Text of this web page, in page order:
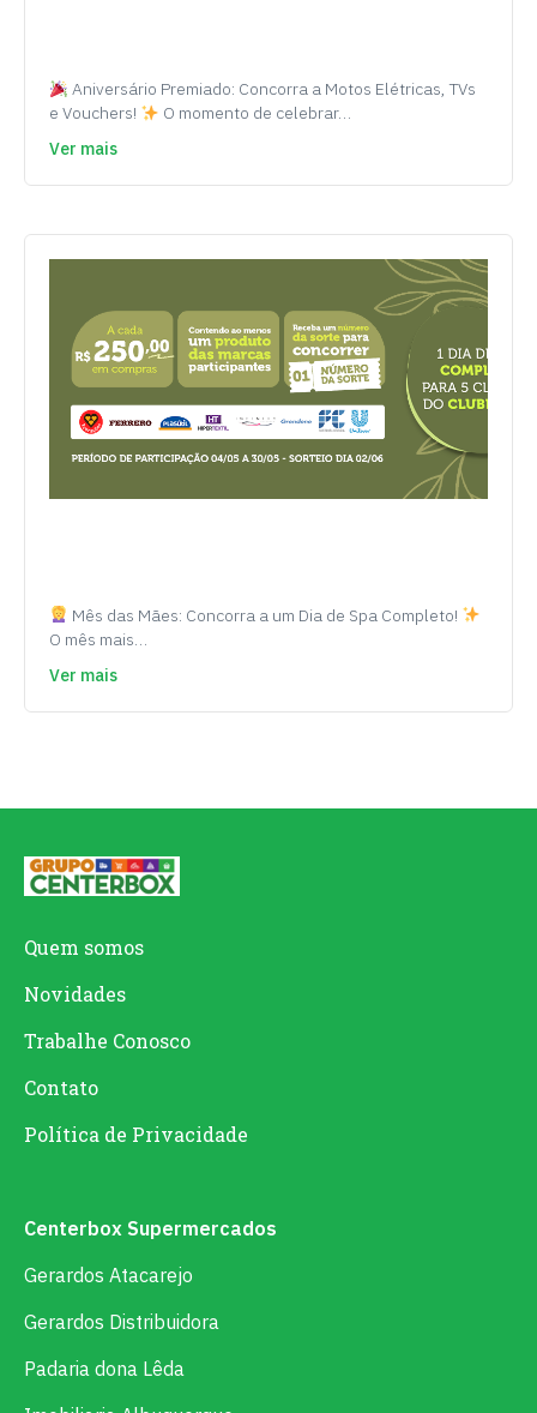
Aniversário Premiado: Concorra a Motos Elétricas, TVs
e Vouchers!
O momento de celebrar…
Ver mais
Mês das Mães: Concorra a um Dia de Spa Completo!
O mês mais…
Ver mais
Quem somos
Novidades
Trabalhe Conosco
Contato
Política de Privacidade
Centerbox Supermercados
Gerardos Atacarejo
Gerardos Distribuidora
Padaria dona Lêda